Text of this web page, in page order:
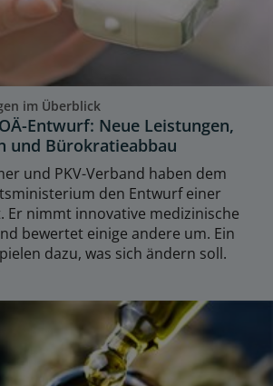
im Überblick
Entwurf: Neue Leistungen,
und Bürokratieabbau
und PKV-Verband haben dem
den Entwurf einer
Er nimmt innovative medizinische
bewertet einige andere um. Ein
dazu, was sich ändern soll.